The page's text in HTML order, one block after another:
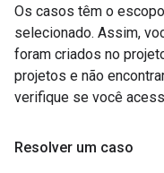
Os casos têm o
selecionado. Assim,
foram criados no
projetos e não
verifique se você
Resolver um caso